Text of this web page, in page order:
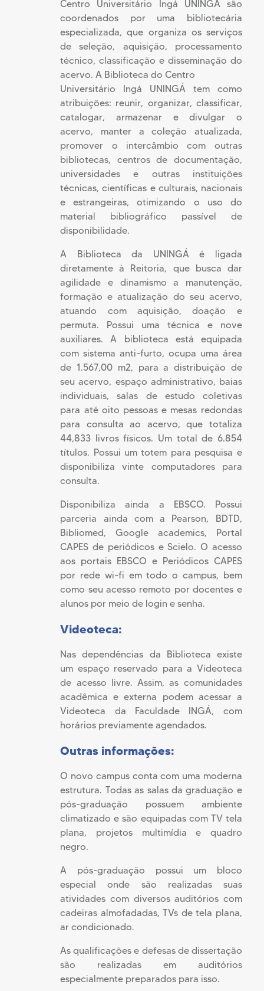
Centro Universitário Ingá UNINGÁ são
coordenados por uma bibliotecária
especializada, que organiza os serviços
de seleção, aquisição, processamento
técnico, classificação e disseminação do
acervo. A Biblioteca do Centro
Universitário Ingá UNINGÁ tem como
atribuições: reunir, organizar, classificar,
catalogar, armazenar e divulgar o
acervo, manter a coleção atualizada,
promover o intercâmbio com outras
bibliotecas, centros de documentação,
universidades e outras instituições
técnicas, científicas e culturais, nacionais
e estrangeiras, otimizando o uso do
material bibliográfico passível de
disponibilidade.
A Biblioteca da UNINGÁ é ligada
diretamente à Reitoria, que busca dar
agilidade e dinamismo a manutenção,
formação e atualização do seu acervo,
atuando com aquisição, doação e
permuta. Possui uma técnica e nove
auxiliares. A biblioteca está equipada
com sistema anti-furto, ocupa uma área
de 1.567,00 m2, para a distribuição de
seu acervo, espaço administrativo, baias
individuais, salas de estudo coletivas
para até oito pessoas e mesas redondas
para consulta ao acervo, que totaliza
44,833 livros físicos. Um total de 6.854
títulos. Possui um totem para pesquisa e
disponibiliza vinte computadores para
consulta.
Disponibiliza ainda a EBSCO. Possui
parceria ainda com a Pearson, BDTD,
Bibliomed, Google academics, Portal
CAPES de periódicos e Scielo. O acesso
aos portais EBSCO e Periódicos CAPES
por rede wi-fi em todo o campus, bem
como seu acesso remoto por docentes e
alunos por meio de login e senha.
Videoteca:
Nas dependências da Biblioteca existe
um espaço reservado para a Videoteca
de acesso livre. Assim, as comunidades
acadêmica e externa podem acessar a
Videoteca da Faculdade INGÁ, com
horários previamente agendados.
Outras informações:
O novo campus conta com uma moderna
estrutura. Todas as salas da graduação e
pós-graduação possuem ambiente
climatizado e são equipadas com TV tela
plana, projetos multimídia e quadro
negro.
A pós-graduação possui um bloco
especial onde são realizadas suas
atividades com diversos auditórios com
cadeiras almofadadas, TVs de tela plana,
ar condicionado.
As qualificações e defesas de dissertação
são realizadas em auditórios
especialmente preparados para isso.